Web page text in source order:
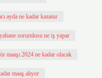
ayda ne kadar kazanır
sorumlusu ne iş yapar
maaşı 2024 ne kadar olacak
maaş alıyor